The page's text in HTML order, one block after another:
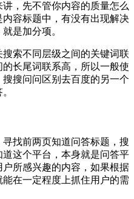
，先不管你内容的质量怎么
容标题中，有没有出现解决
是加分项。
索不同层级之间的关键词联
长尾词联系高，所以一般使
搜问问区别去百度的另一个
找前两页知道问答标题，搜
这个平台，本身就是问答平
所感兴趣的内容，如果根据
在一定程度上抓住用户的需